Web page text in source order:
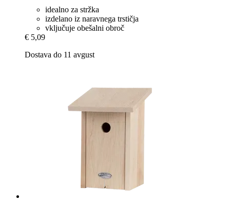
idealno za stržka
izdelano iz naravnega trstičja
vključuje obešalni obroč
€ 5,09
Dostava do 11 avgust